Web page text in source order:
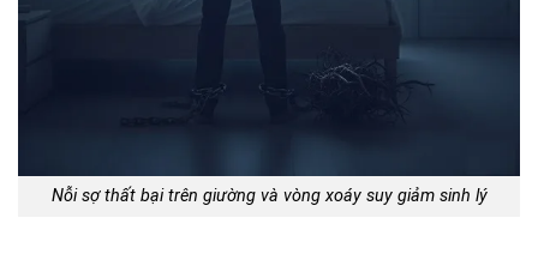
Nỗi sợ thất bại trên giường và vòng xoáy suy giảm sinh lý